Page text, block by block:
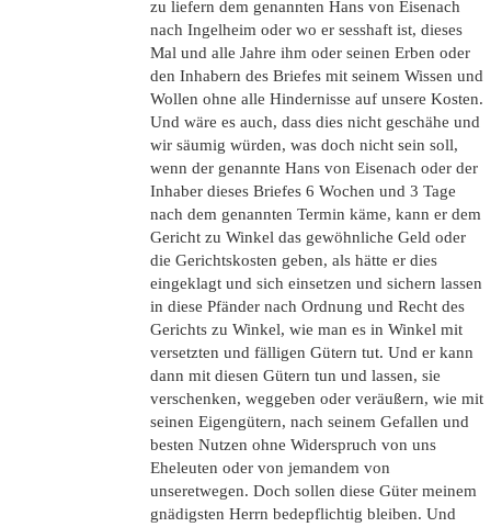
zu liefern dem genannten Hans von Eisenach
nach Ingelheim oder wo er sesshaft ist, dieses
Mal und alle Jahre ihm oder seinen Erben oder
den Inhabern des Briefes mit seinem Wissen und
Wollen ohne alle Hindernisse auf unsere Kosten.
Und wäre es auch, dass dies nicht geschähe und
wir säumig würden, was doch nicht sein soll,
wenn der genannte Hans von Eisenach oder der
Inhaber dieses Briefes 6 Wochen und 3 Tage
nach dem genannten Termin käme, kann er dem
Gericht zu Winkel das gewöhnliche Geld oder
die Gerichtskosten geben, als hätte er dies
eingeklagt und sich einsetzen und sichern lassen
in diese Pfänder nach Ordnung und Recht des
Gerichts zu Winkel, wie man es in Winkel mit
versetzten und fälligen Gütern tut. Und er kann
dann mit diesen Gütern tun und lassen, sie
verschenken, weggeben oder veräußern, wie mit
seinen Eigengütern, nach seinem Gefallen und
besten Nutzen ohne Widerspruch von uns
Eheleuten oder von jemandem von
unseretwegen. Doch sollen diese Güter meinem
gnädigsten Herrn bedepflichtig bleiben. Und